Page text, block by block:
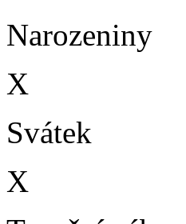
Narozeniny
X
Svátek
X